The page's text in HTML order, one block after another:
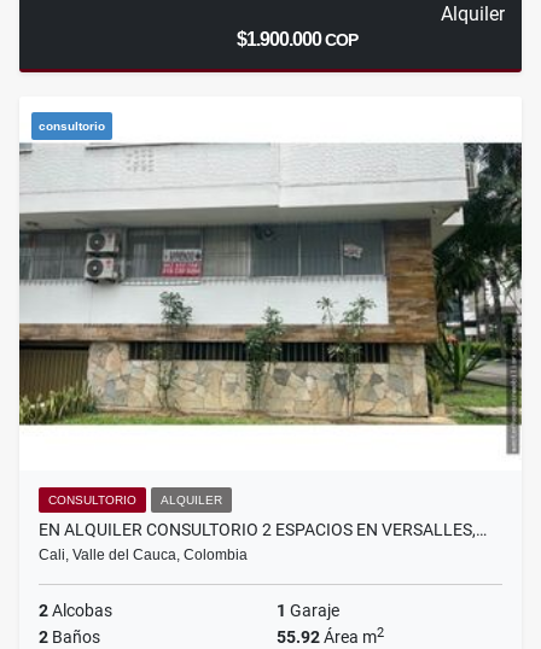
Alquiler
$1.900.000COP
consultorio
CONSULTORIO ALQUILER
EN ALQUILER CONSULTORIO 2 ESPACIOS EN VERSALLES,…
Cali, Valle del Cauca, Colombia
2Alcobas 1 Garaje
2 Baños 55.92Área m2